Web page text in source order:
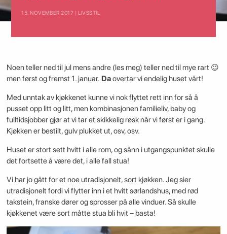
15. NOVEMBER 2017 | LIVSSTIL
Noen teller ned til jul mens andre (les meg) teller ned til mye rart 😉
men først og fremst 1. januar. Daovertar vi endelig huset vårt!
Med unntak av kjøkkenet kunne vi nok flyttet rett inn for så å
pusset opp litt og litt, men kombinasjonen familieliv, baby og
fulltidsjobber gjør at vi tar et skikkelig røsk når vi først er i gang.
Kjøkken er bestilt, gulv plukket ut, osv, osv.
Huset er stort sett hvitt i alle rom, og sånn i utgangspunktet skulle
det fortsette å være det, i alle fall stua!
Vi har jo gått for et noe utradisjonelt, sort kjøkken. Jeg sier
utradisjonelt fordi vi flytter inn i et hvitt sørlandshus, med rød
takstein, franske dører og sprosser på alle vinduer. Så skulle
kjøkkenet være sort måtte stua bli hvit – basta!